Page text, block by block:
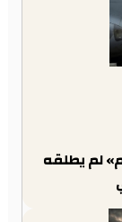
لم يطلقه